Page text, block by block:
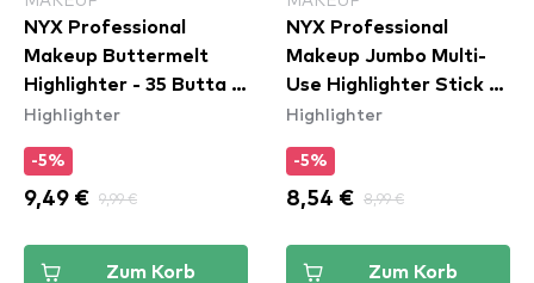
NYX Professional
Makeup Buttermelt
Highlighter - 35 Butta In
Bronze
Highlighter
-5%
9,49 € 9,99 €
Zum Korb
NYX Professional
Makeup Jumbo Multi-
Use Highlighter Stick -
Lemon Merringue
Highlighter
-5%
8,54 € 8,99 €
Zum Korb